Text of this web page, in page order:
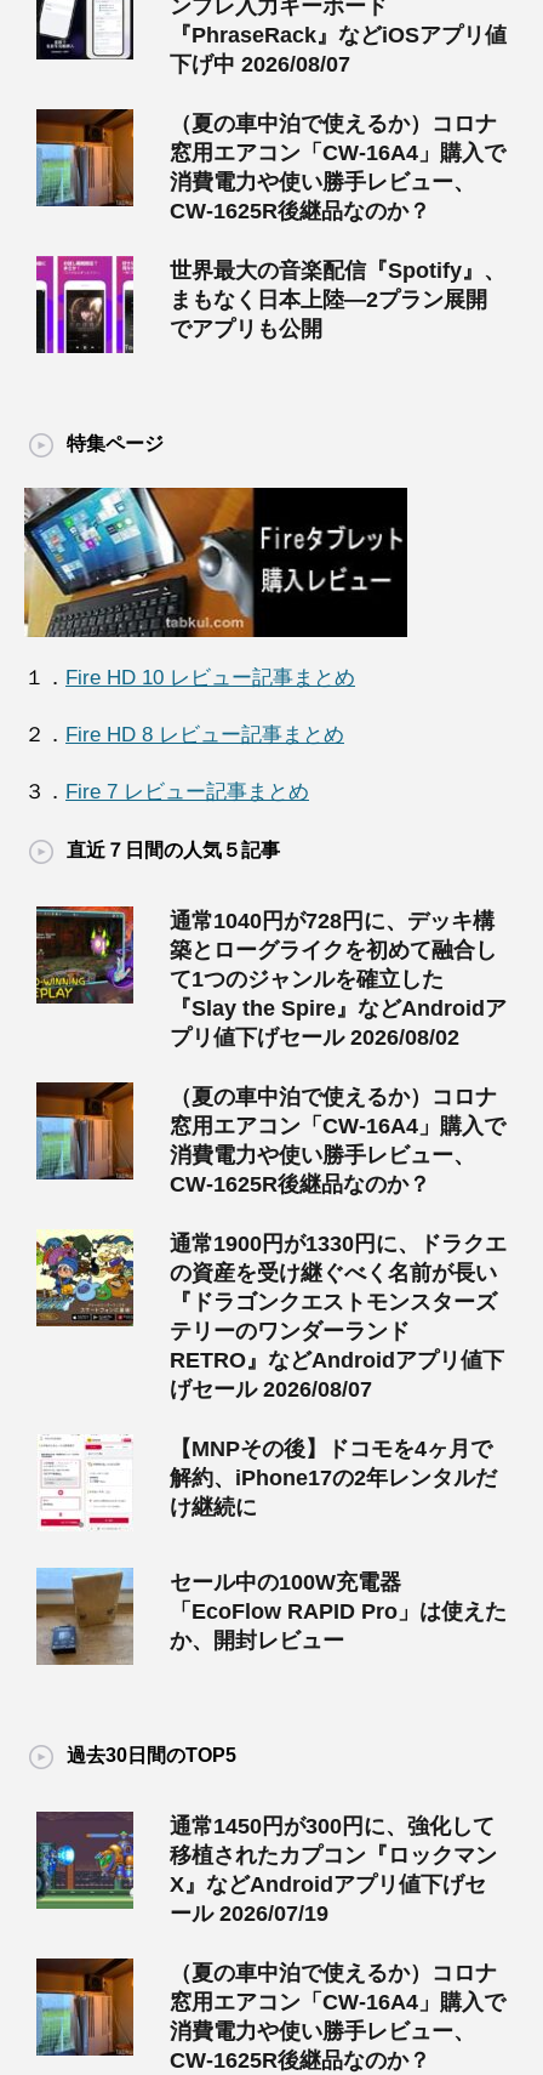
ンプレ入力キーボード
『PhraseRack』などiOSアプリ値
下げ中 2026/08/07
（夏の車中泊で使えるか）コロナ
窓用エアコン「CW-16A4」購入で
消費電力や使い勝手レビュー、
CW-1625R後継品なのか？
世界最大の音楽配信『Spotify』、
まもなく日本上陸―2プラン展開
でアプリも公開
特集ページ
１． Fire HD 10 レビュー記事まとめ
２． Fire HD 8 レビュー記事まとめ
３． Fire 7 レビュー記事まとめ
直近７日間の人気５記事
通常1040円が728円に、デッキ構
築とローグライクを初めて融合し
て1つのジャンルを確立した
『Slay the Spire』などAndroidア
プリ値下げセール 2026/08/02
（夏の車中泊で使えるか）コロナ
窓用エアコン「CW-16A4」購入で
消費電力や使い勝手レビュー、
CW-1625R後継品なのか？
通常1900円が1330円に、ドラクエ
の資産を受け継ぐべく名前が長い
『ドラゴンクエストモンスターズ
テリーのワンダーランド
RETRO』などAndroidアプリ値下
げセール 2026/08/07
【MNPその後】ドコモを4ヶ月で
解約、iPhone17の2年レンタルだ
け継続に
セール中の100W充電器
「EcoFlow RAPID Pro」は使えた
か、開封レビュー
過去30日間のTOP5
通常1450円が300円に、強化して
移植されたカプコン『ロックマン
X』などAndroidアプリ値下げセ
ール 2026/07/19
（夏の車中泊で使えるか）コロナ
窓用エアコン「CW-16A4」購入で
消費電力や使い勝手レビュー、
CW-1625R後継品なのか？